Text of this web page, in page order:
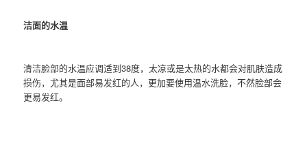
洁面的水温
清洁脸部的水温应调适到38度，太凉或是太热的水都会对肌肤造成
损伤，尤其是面部易发红的人，更加要使用温水洗脸，不然脸部会
更易发红。